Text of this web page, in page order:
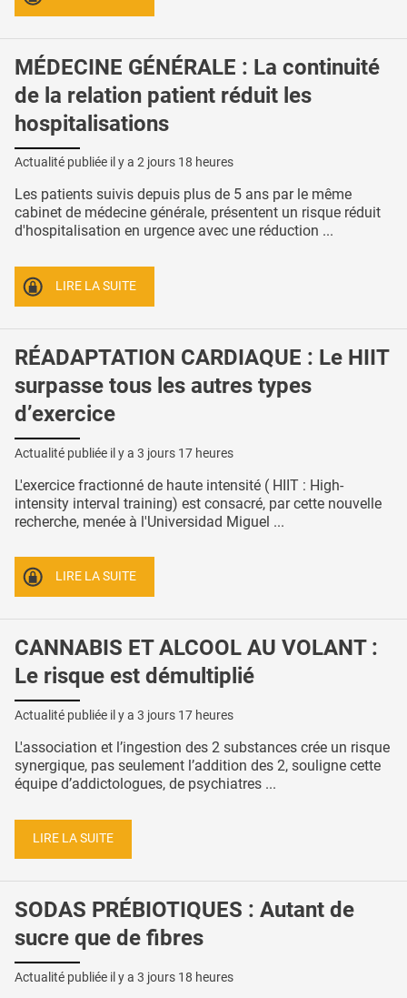
MÉDECINE GÉNÉRALE : La continuité
de la relation patient réduit les
hospitalisations
Actualité publiée il y a 2 jours 18 heures
Les patients suivis depuis plus de 5 ans par le même
cabinet de médecine générale, présentent un risque réduit
d'hospitalisation en urgence avec une réduction ...
LIRE LA SUITE
RÉADAPTATION CARDIAQUE : Le HIIT
surpasse tous les autres types
d’exercice
Actualité publiée il y a 3 jours 17 heures
L'exercice fractionné de haute intensité ( HIIT : High-
intensity interval training) est consacré, par cette nouvelle
recherche, menée à l'Universidad Miguel ...
LIRE LA SUITE
CANNABIS ET ALCOOL AU VOLANT :
Le risque est démultiplié
Actualité publiée il y a 3 jours 17 heures
L'association et l’ingestion des 2 substances crée un risque
synergique, pas seulement l’addition des 2, souligne cette
équipe d’addictologues, de psychiatres ...
LIRE LA SUITE
SODAS PRÉBIOTIQUES : Autant de
sucre que de fibres
Actualité publiée il y a 3 jours 18 heures